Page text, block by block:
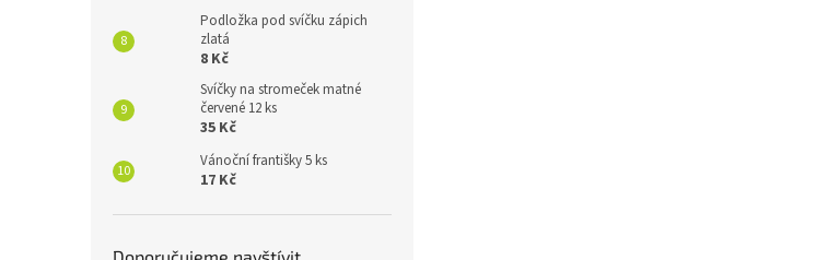
Podložka pod svíčku zápich
zlatá
8 Kč
Svíčky na stromeček matné
červené 12 ks
35 Kč
Vánoční františky 5 ks
17 Kč